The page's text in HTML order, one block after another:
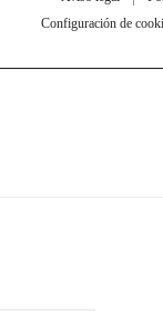
Configuración de